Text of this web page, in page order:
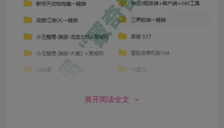
展开阅读全文